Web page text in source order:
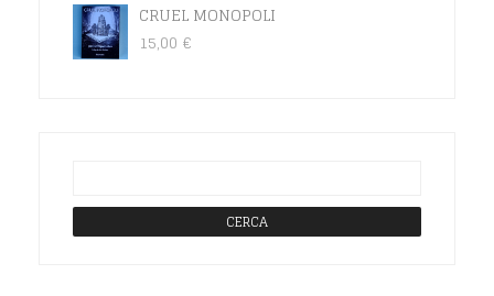
CRUEL MONOPOLI
15,00 €